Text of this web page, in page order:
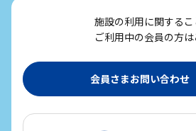
施設の利用に関する
ご利用中の会員の方は
会員さまお問い合わせ